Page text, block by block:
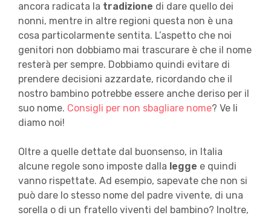
ancora radicata la tradizione di dare quello dei
nonni, mentre in altre regioni questa non è una
cosa particolarmente sentita. L’aspetto che noi
genitori non dobbiamo mai trascurare è che il nome
resterà per sempre. Dobbiamo quindi evitare di
prendere decisioni azzardate, ricordando che il
nostro bambino potrebbe essere anche deriso per il
suo nome. Consigli per non sbagliare nome? Ve li
diamo noi!
Oltre a quelle dettate dal buonsenso, in Italia
alcune regole sono imposte dalla legge e quindi
vanno rispettate. Ad esempio, sapevate che non si
può dare lo stesso nome del padre vivente, di una
sorella o di un fratello viventi del bambino? Inoltre,